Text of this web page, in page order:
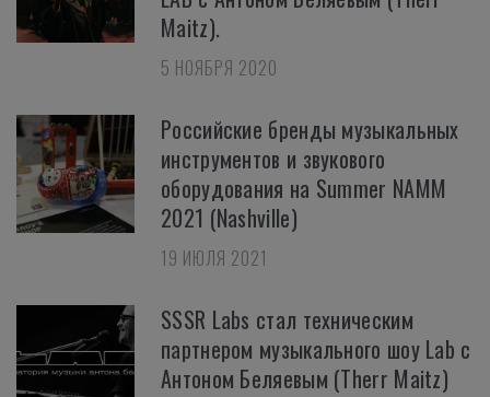
Maitz).
5 НОЯБРЯ 2020
Российские бренды музыкальных
инструментов и звукового
оборудования на Summer NAMM
2021 (Nashville)
19 ИЮЛЯ 2021
SSSR Labs стал техническим
партнером музыкального шоу Lab с
Антоном Беляевым (Therr Maitz)